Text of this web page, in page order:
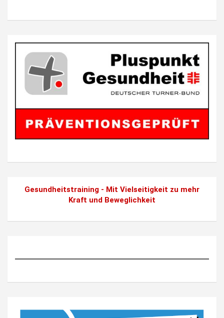
Gesundheitstraining - Mit Vielseitigkeit zu mehr
Kraft und Beweglichkeit